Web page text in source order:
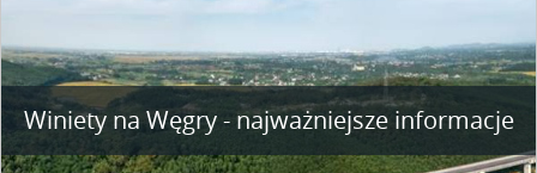
Winiety na Węgry - najważniejsze informacje